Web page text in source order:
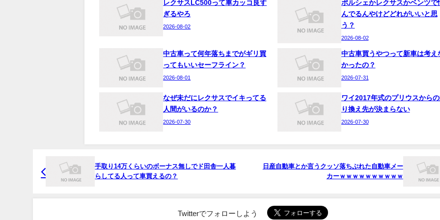
レクサスLC500って車カッコ良す
ぎるやろ
2026-08-02
ポルシェかレクサスかベンツで
んでるんやけどどれがいいと思
う？
2026-08-02
中古車って何年落ちまでがギリ買
ってもいいセーフライン？
2026-08-01
中古車買うやつって新車は考え
かったの？
2026-07-31
なぜ未だにレクサスでイキってる
人間がいるのか？
2026-07-30
ワイ2017年式のプリウスから
り換え先が決まらない
2026-07-30
手取り14万くらいのボーナス無しでド田舎一人暮
らしてる人って車買えるの？
日産自動車とか言うクッソ落ちぶれた自動車メー
カーｗｗｗｗｗｗｗｗｗｗ
Twitterでフォローしよう